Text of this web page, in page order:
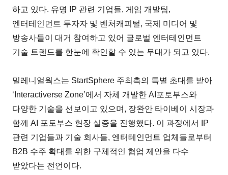
하고 있다. 유명 IP 관련 기업들, 게임 개발팀,
엔터테인먼트 투자자 및 벤처캐피털, 국제 미디어 및
방송사들이 대거 참여하고 있어 글로벌 엔터테인먼트
기술 트렌드를 한눈에 확인할 수 있는 무대가 되고 있다.
밀레니얼웍스는 StartSphere 주최측의 특별 초대를 받아
‘Interactiverse Zone’에서 자체 개발한 AI포토부스와
다양한 기술을 선보이고 있으며, 장완안 타이베이 시장과
함께 AI 포토부스 현장 실증을 진행했다. 이 과정에서 IP
관련 기업들과 기술 회사들, 엔터테인먼트 업체들로부터
B2B 수주 확대를 위한 구체적인 협업 제안을 다수
받았다는 전언이다.